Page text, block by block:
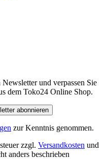
und verpassen Sie
dem Toko24 Online Shop.
abonnieren
zur Kenntnis genommen.
zzgl. Versandkosten und
anders beschrieben